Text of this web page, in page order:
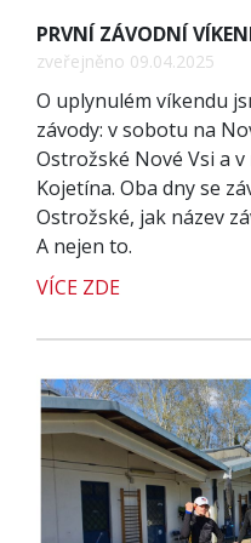
PRVNÍ ZÁVODNÍ
zveřejněno 09.04.2025
O uplynulém víkendu
závody: v sobotu na
Ostrožské Nové Vsi a
Kojetína. Oba dny se
Ostrožské, jak název
A nejen to.
VÍCE ZDE